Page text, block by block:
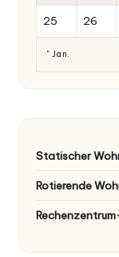
25 26
" Jan.
Statischer
Rotierende